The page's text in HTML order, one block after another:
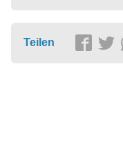
Teilen